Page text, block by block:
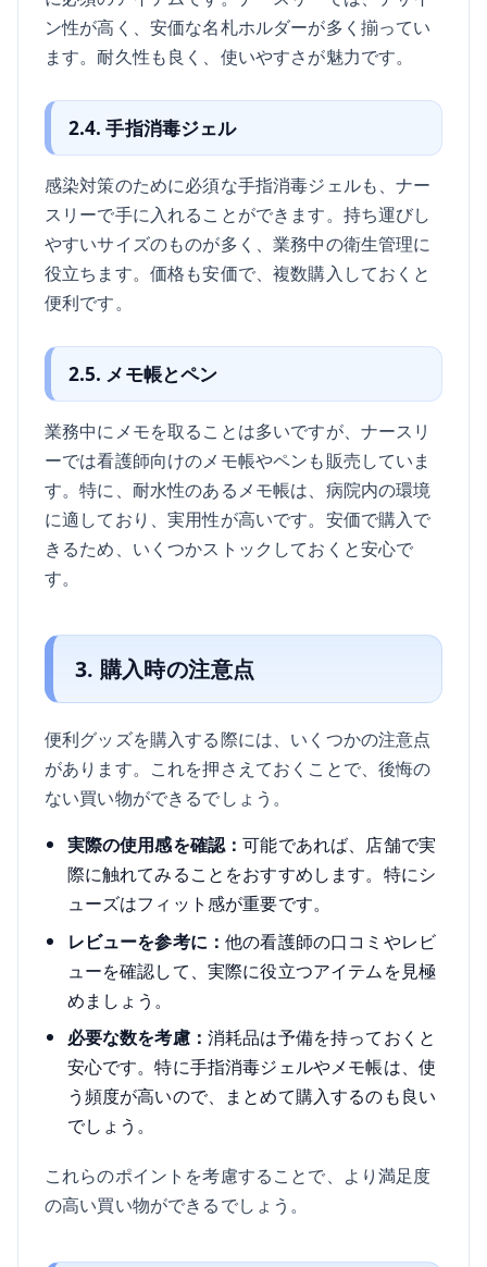
ン性が高く、安価な名札ホルダーが多く揃ってい
ます。耐久性も良く、使いやすさが魅力です。
2.4. 手指消毒ジェル
感染対策のために必須な手指消毒ジェルも、ナー
スリーで手に入れることができます。持ち運びし
やすいサイズのものが多く、業務中の衛生管理に
役立ちます。価格も安価で、複数購入しておくと
便利です。
2.5. メモ帳とペン
業務中にメモを取ることは多いですが、ナースリ
ーでは看護師向けのメモ帳やペンも販売していま
す。特に、耐水性のあるメモ帳は、病院内の環境
に適しており、実用性が高いです。安価で購入で
きるため、いくつかストックしておくと安心で
す。
3. 購入時の注意点
便利グッズを購入する際には、いくつかの注意点
があります。これを押さえておくことで、後悔の
ない買い物ができるでしょう。
実際の使用感を確認：可能であれば、店舗で実
際に触れてみることをおすすめします。特にシ
ューズはフィット感が重要です。
レビューを参考に：他の看護師の口コミやレビ
ューを確認して、実際に役立つアイテムを見極
めましょう。
必要な数を考慮： 消耗品は予備を持っておくと
安心です。特に手指消毒ジェルやメモ帳は、使
う頻度が高いので、まとめて購入するのも良い
でしょう。
これらのポイントを考慮することで、より満足度
の高い買い物ができるでしょう。